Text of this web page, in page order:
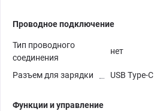
Проводное подключение
Тип проводного
соединения
нет
Разъем для зарядки USB Type-C
Функции и управление